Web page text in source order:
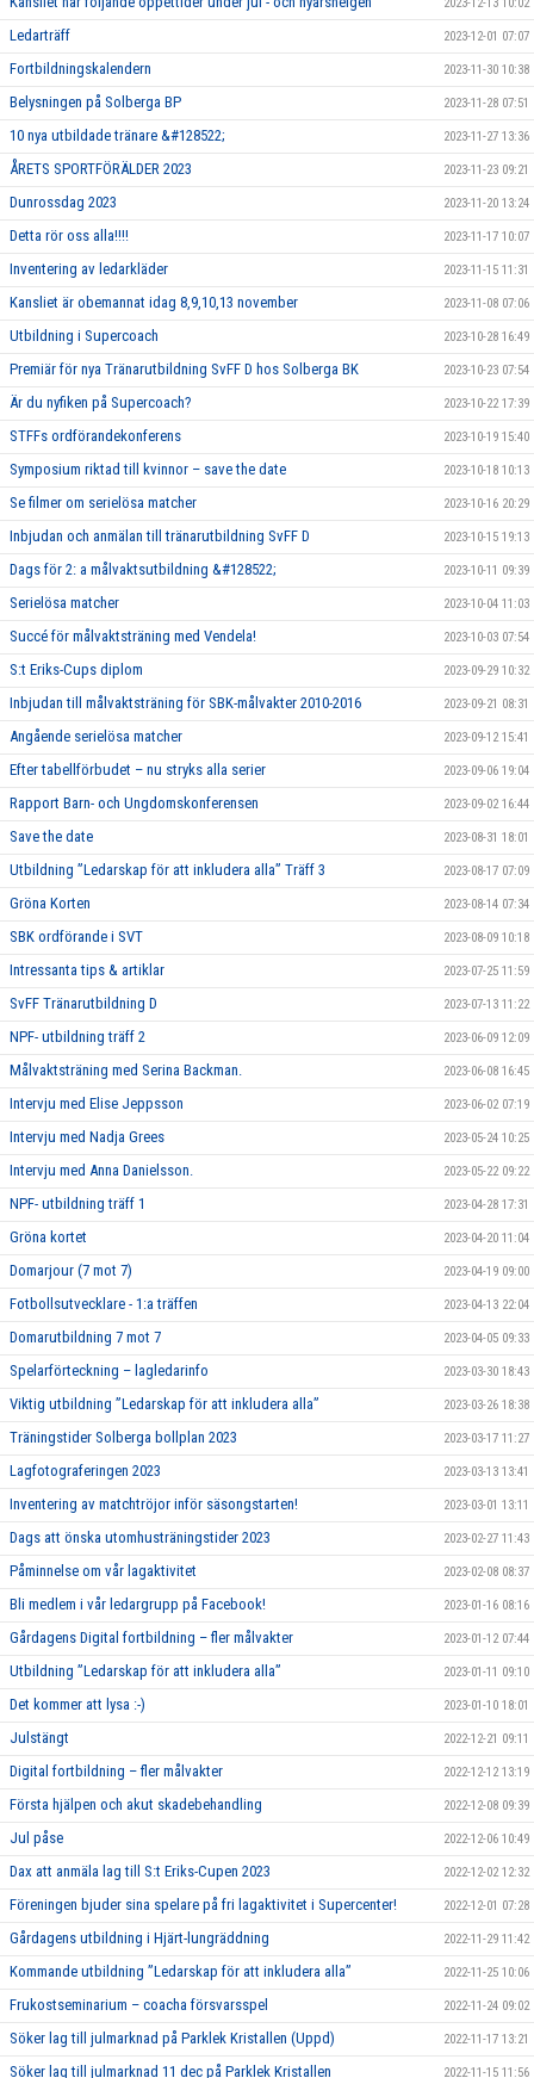
Ledarträff 2023-12-01 07:07
Fortbildningskalendern 2023-11-30 10:38
Belysningen på Solberga BP 2023-11-28 07:51
10 nya utbildade tränare &#128522; 2023-11-27 13:36
ÅRETS SPORTFÖRÄLDER 2023 2023-11-23 09:21
Dunrossdag 2023 2023-11-20 13:24
Detta rör oss alla!!!! 2023-11-17 10:07
Inventering av ledarkläder 2023-11-15 11:31
Kansliet är obemannat idag 8,9,10,13 november 2023-11-08 07:06
Utbildning i Supercoach 2023-10-28 16:49
Premiär för nya Tränarutbildning SvFF D hos Solberga BK 2023-10-23 07:54
Är du nyfiken på Supercoach? 2023-10-22 17:39
STFFs ordförandekonferens 2023-10-19 15:40
Symposium riktad till kvinnor – save the date 2023-10-18 10:13
Se filmer om serielösa matcher 2023-10-16 20:29
Inbjudan och anmälan till tränarutbildning SvFF D 2023-10-15 19:13
Dags för 2: a målvaktsutbildning &#128522; 2023-10-11 09:39
Serielösa matcher 2023-10-04 11:03
Succé för målvaktsträning med Vendela! 2023-10-03 07:54
S:t Eriks-Cups diplom 2023-09-29 10:32
Inbjudan till målvaktsträning för SBK-målvakter 2010-2016 2023-09-21 08:31
Angående serielösa matcher 2023-09-12 15:41
Efter tabellförbudet – nu stryks alla serier 2023-09-06 19:04
Rapport Barn- och Ungdomskonferensen 2023-09-02 16:44
Save the date 2023-08-31 18:01
Utbildning ”Ledarskap för att inkludera alla” Träff 3 2023-08-17 07:09
Gröna Korten 2023-08-14 07:34
SBK ordförande i SVT 2023-08-09 10:18
Intressanta tips & artiklar 2023-07-25 11:59
SvFF Tränarutbildning D 2023-07-13 11:22
NPF- utbildning träff 2 2023-06-09 12:09
Målvaktsträning med Serina Backman. 2023-06-08 16:45
Intervju med Elise Jeppsson 2023-06-02 07:19
Intervju med Nadja Grees 2023-05-24 10:25
Intervju med Anna Danielsson. 2023-05-22 09:22
NPF- utbildning träff 1 2023-04-28 17:31
Gröna kortet 2023-04-20 11:04
Domarjour (7 mot 7) 2023-04-19 09:00
Fotbollsutvecklare - 1:a träffen 2023-04-13 22:04
Domarutbildning 7 mot 7 2023-04-05 09:33
Spelarförteckning – lagledarinfo 2023-03-30 18:43
Viktig utbildning ”Ledarskap för att inkludera alla” 2023-03-26 18:38
Träningstider Solberga bollplan 2023 2023-03-17 11:27
Lagfotograferingen 2023 2023-03-13 13:41
Inventering av matchtröjor inför säsongstarten! 2023-03-01 13:11
Dags att önska utomhusträningstider 2023 2023-02-27 11:43
Påminnelse om vår lagaktivitet 2023-02-08 08:37
Bli medlem i vår ledargrupp på Facebook! 2023-01-16 08:16
Gårdagens Digital fortbildning – fler målvakter 2023-01-12 07:44
Utbildning ”Ledarskap för att inkludera alla” 2023-01-11 09:10
Det kommer att lysa :-) 2023-01-10 18:01
Julstängt 2022-12-21 09:11
Digital fortbildning – fler målvakter 2022-12-12 13:19
Första hjälpen och akut skadebehandling 2022-12-08 09:39
Jul påse 2022-12-06 10:49
Dax att anmäla lag till S:t Eriks-Cupen 2023 2022-12-02 12:32
Föreningen bjuder sina spelare på fri lagaktivitet i Supercenter! 2022-12-01 07:28
Gårdagens utbildning i Hjärt-lungräddning 2022-11-29 11:42
Kommande utbildning ”Ledarskap för att inkludera alla” 2022-11-25 10:06
Frukostseminarium – coacha försvarsspel 2022-11-24 09:02
Söker lag till julmarknad på Parklek Kristallen (Uppd) 2022-11-17 13:21
Söker lag till julmarknad 11 dec på Parklek Kristallen 2022-11-15 11:56